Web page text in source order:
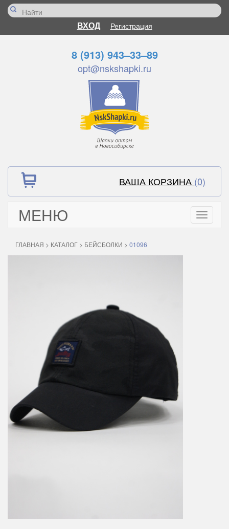
ВХОД Регистрация
8 (913) 943–33–89
opt@nskshapki.ru
ВАША КОРЗИНА (0)
МЕНЮ
Toggle
ГЛАВНАЯ > КАТАЛОГ > БЕЙСБОЛКИ > 01096